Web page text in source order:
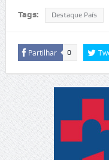
Tags: Destaque País
Partilhar 0